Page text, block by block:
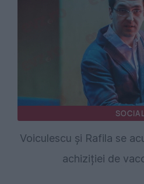
SOCIAL
Voiculescu și Rafila se
achiziției de